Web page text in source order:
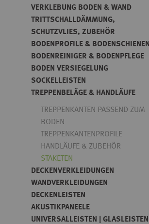
VERKLEBUNG BODEN & WAND
TRITTSCHALLDÄMMUNG,
SCHUTZVLIES, ZUBEHÖR
BODENPROFILE & BODENSCHIENEN
BODENREINIGER & BODENPFLEGE
BODEN VERSIEGELUNG
SOCKELLEISTEN
TREPPENBELÄGE & HANDLÄUFE
TREPPENKANTEN PASSEND ZUM
BODEN
TREPPENKANTENPROFILE
HANDLÄUFE & ZUBEHÖR
STAKETEN
DECKENVERKLEIDUNGEN
WANDVERKLEIDUNGEN
DECKENLEISTEN
AKUSTIKPANEELE
UNIVERSALLEISTEN | GLASLEISTEN